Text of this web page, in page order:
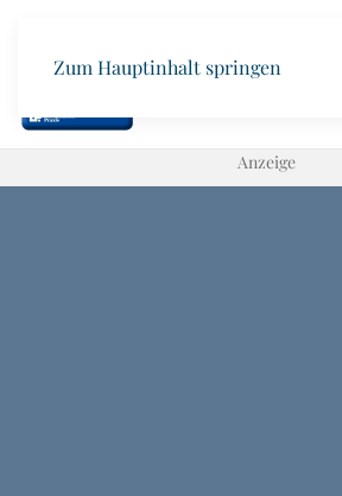
Zum Hauptinhalt springen
Anzeige